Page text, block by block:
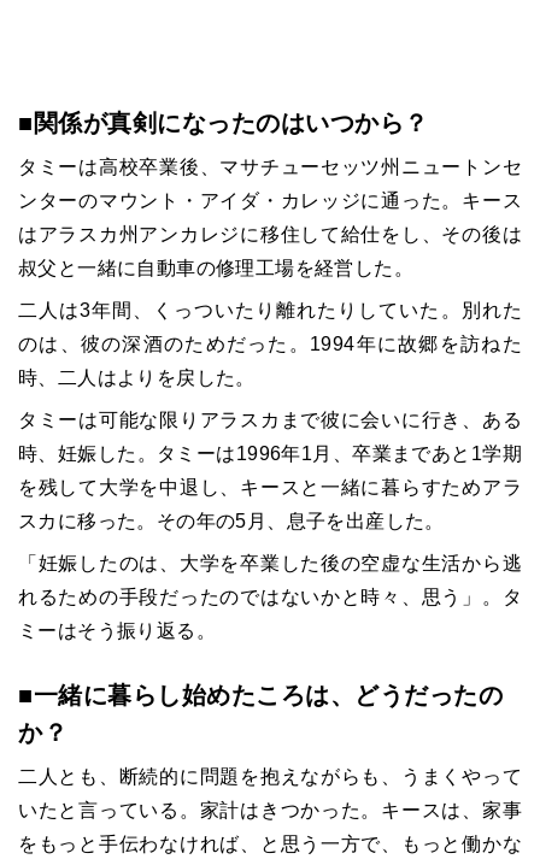
■関係が真剣になったのはいつから？
タミーは高校卒業後、マサチューセッツ州ニュートンセ
ンターのマウント・アイダ・カレッジに通った。キース
はアラスカ州アンカレジに移住して給仕をし、その後は
叔父と一緒に自動車の修理工場を経営した。
二人は3年間、くっついたり離れたりしていた。別れた
のは、彼の深酒のためだった。1994年に故郷を訪ねた
時、二人はよりを戻した。
タミーは可能な限りアラスカまで彼に会いに行き、ある
時、妊娠した。タミーは1996年1月、卒業まであと1学期
を残して大学を中退し、キースと一緒に暮らすためアラ
スカに移った。その年の5月、息子を出産した。
「妊娠したのは、大学を卒業した後の空虚な生活から逃
れるための手段だったのではないかと時々、思う」。タ
ミーはそう振り返る。
■一緒に暮らし始めたころは、どうだったの
か？
二人とも、断続的に問題を抱えながらも、うまくやって
いたと言っている。家計はきつかった。キースは、家事
をもっと手伝わなければ、と思う一方で、もっと働かな